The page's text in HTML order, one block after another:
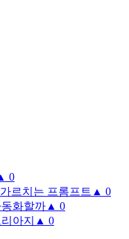
0
르치는 프롬프트 ▲ 0
화할까 ▲ 0
아지 ▲ 0